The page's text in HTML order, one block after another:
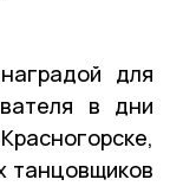
для
в дни
танцовщиков